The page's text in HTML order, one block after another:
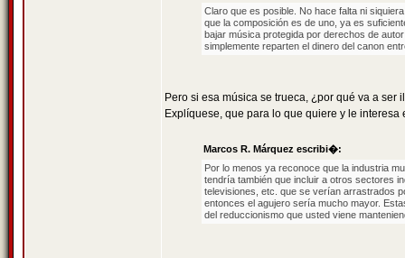
Claro que es posible. No hace falta ni
que la composición es de uno, ya es
bajar música protegida por derechos de
simplemente reparten el dinero del canon
Pero si esa música se trueca, ¿por qué va a
Explíquese, que para lo que quiere y le interesa
Marcos R. Márquez escribi�:
Por lo menos ya reconoce que la industria
tendría también que incluir a otros sectores
televisiones, etc. que se verían arrastrados
entonces el agujero sería mucho mayor.
del reduccionismo que usted viene